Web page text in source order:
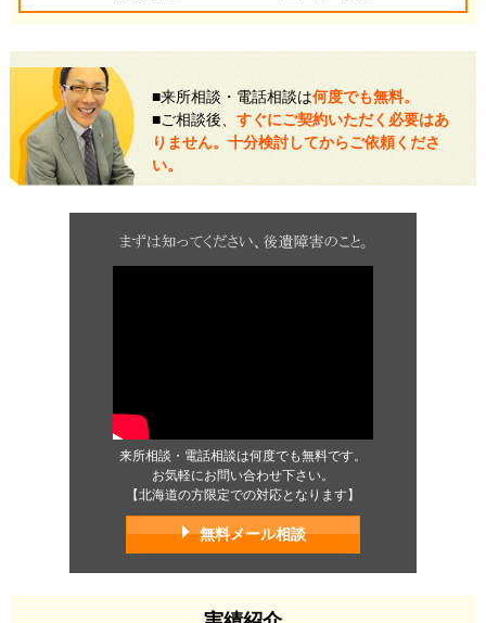
■来所相談・電話相談は何度でも無料。
■ご相談後、 すぐにご契約いただく必要はあ
りません。十分検討してからご依頼くださ
い。
来所相談・電話相談は何度でも無料です。
お気軽にお問い合わせ下さい。
【北海道の方限定での対応となります】
無料メール相談